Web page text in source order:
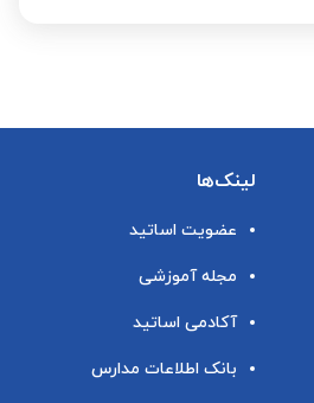
لینک‌ها
عضویت اساتید
مجله آموزشی
آکادمی اساتید
بانک اطلاعات مدارس